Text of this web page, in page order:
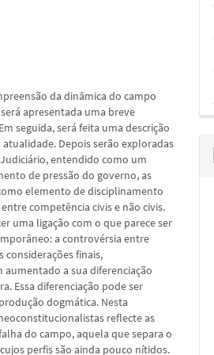
da dinâmica do campo
apresentada uma breve
seguida, será feita uma descrição
Depois serão exploradas
entendido como um
de pressão do governo, as
elemento de disciplinamento
competência civis e não civis.
uma ligação com o que parece ser
a controvérsia entre
considerações finais,
a sua diferenciação
Essa diferenciação pode ser
dogmática. Nesta
reflecte as
do campo, aquela que separa o
perfis são ainda pouco nítidos.